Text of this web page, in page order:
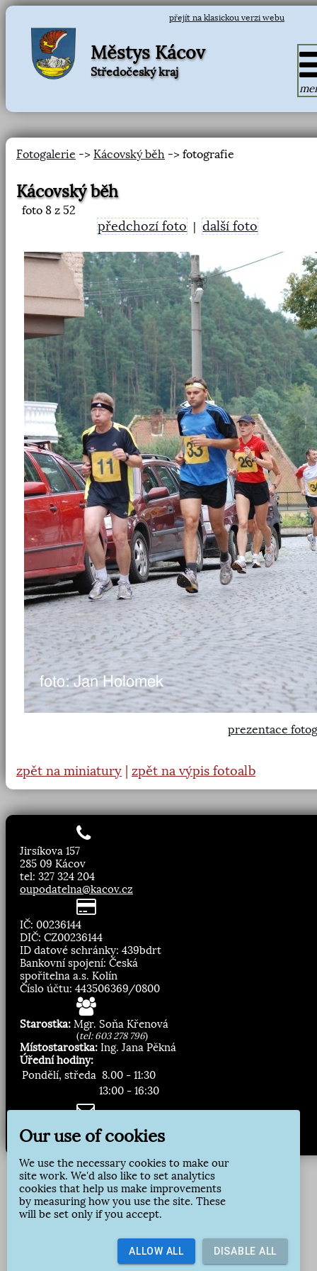
přejít na klasickou verzi webu
Městys Kácov
Středočeský kraj
Fotogalerie -> Kácovský běh -> fotografie
Kácovský běh
foto 8 z 52
předchozí foto |další foto
prezentace
zpět na miniatury zpět na výpis fotoalb
Jirsíkova 157
285 09 Kácov
tel: 327 324 204
oupodatelna@kacov.cz
IČ: 00236144
DIČ: CZ00236144
ID datové schránky: 439bdrt
Bankovní spojení: Česká
spořitelna a.s. Kolín
Číslo účtu: 443506369/0800
Starostka: Mgr. Soňa Křenová
(tel: 603 278 796)
Místostarostka: Ing. Jana Pěkná
Úřední hodiny:
Pondělí, středa 8.00 - 11:30
13:00 - 16:30
Zasílání novinek:
Přihlásit odběr
Our use of cookies
We use the necessary cookies to make our
site work. We'd also like to set analytics
cookies that help us make improvements
by measuring how you use the site. These
will be set only if you accept.
ALLOW ALL DISABLE ALL